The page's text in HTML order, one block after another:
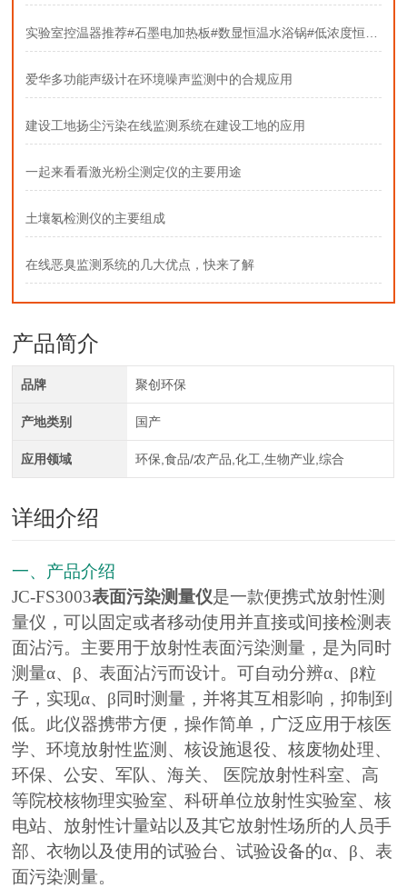
实验室控温器推荐#石墨电加热板#数显恒温水浴锅#低浓度恒温恒湿称重系统
爱华多功能声级计在环境噪声监测中的合规应用
建设工地扬尘污染在线监测系统在建设工地的应用
一起来看看激光粉尘测定仪的主要用途
土壤氡检测仪的主要组成
在线恶臭监测系统的几大优点，快来了解
产品简介
品牌 聚创环保
产地类别 国产
应用领域 环保,食品/农产品,化工,生物产业,综合
详细介绍
一、产品介绍
JC-FS3003表面污染测量仪是一款便携式放射性测
量仪，可以固定或者移动使用并直接或间接检测表
面沾污。主要用于放射性表面污染测量，是为同时
测量α、β、表面沾污而设计。可自动分辨α、β粒
子，实现α、β同时测量，并将其互相影响，抑制到
低。此仪器携带方便，操作简单，广泛应用于核医
学、环境放射性监测、核设施退役、核废物处理、
环保、公安、军队、海关、 医院放射性科室、高
等院校核物理实验室、科研单位放射性实验室、核
电站、放射性计量站以及其它放射性场所的人员手
部、衣物以及使用的试验台、试验设备的α、β、表
面污染测量。